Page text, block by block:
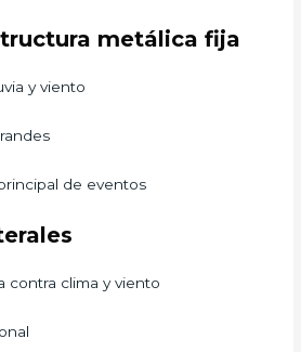
metálica fija
y viento
de eventos
contra clima y viento